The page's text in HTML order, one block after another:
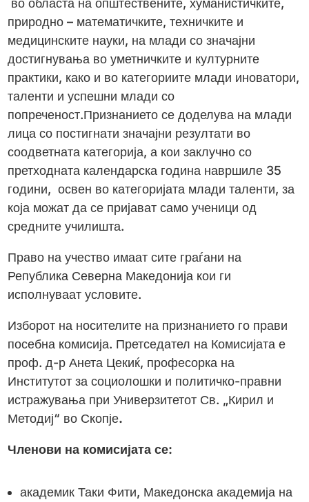
во областа на општествените, хуманистичките,
природно – математичките, техничките и
медицинските науки, на млади со значајни
достигнувања во уметничките и културните
практики, како и во категориите млади иноватори,
таленти и успешни млади со
попреченост.Признанието се доделува на млади
лица со постигнати значајни резултати во
соодветната категорија, а кои заклучно со
претходната календарска година навршиле 35
години, освен во категоријата млади таленти, за
која можат да се пријават само ученици од
средните училишта.
Право на учество имаат сите граѓани на
Република Северна Македонија кои ги
исполнуваат условите.
Изборот на носителите на признанието го прави
посебна комисија. Претседател на Комисијата е
проф. д-р Анета Цекиќ, професорка на
Институтот за социолошки и политичко-правни
истражувања при Универзитетот Св. „Кирил и
Методиј“ во Скопје.
Членови на комисијата се:
академик Таки Фити, Македонска академија на